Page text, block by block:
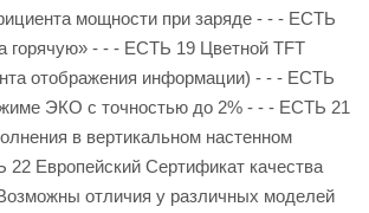
мощности при заряде - - - ЕСТЬ
горячую» - - - ЕСТЬ 19 Цветной TFT
отображения информации) - - - ЕСТЬ
ЭКО с точностью до 2% - - - ЕСТЬ 21
в вертикальном настенном
22 Европейский Сертификат качества
отличия у различных моделей